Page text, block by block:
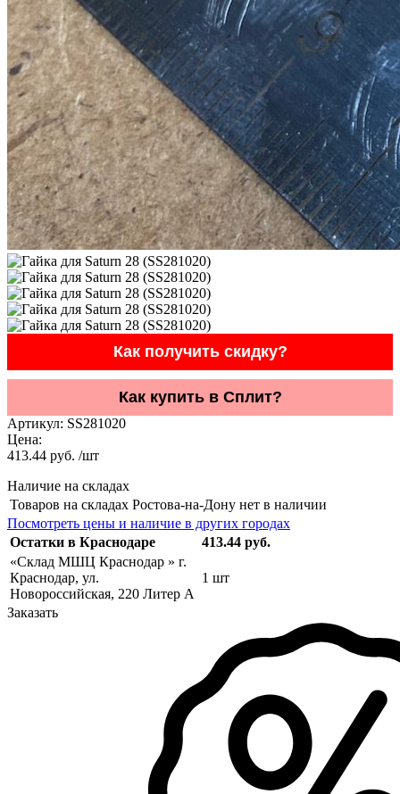
Как получить скидку?
Как купить в Сплит?
Артикул: SS281020
Цена:
413.44 руб. /шт
Наличие на складах
Товаров на складах Ростова-на-Дону нет в наличии
Посмотреть цены и наличие в других городах
Остатки в Краснодаре
413.44 руб.
«Склад МШЦ Краснодар » г.
Краснодар, ул.
Новороссийская, 220 Литер А
1 шт
Заказать